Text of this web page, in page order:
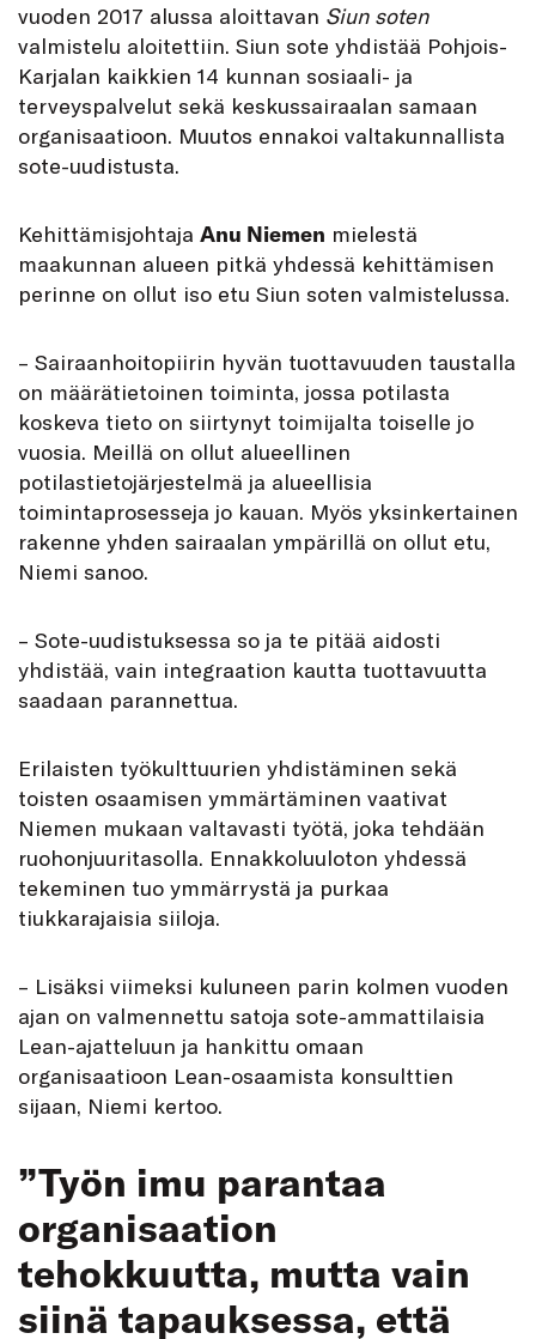
vuoden 2017 alussa aloittavan Siun soten
valmistelu aloitettiin. Siun sote yhdistää Pohjois-
Karjalan kaikkien 14 kunnan sosiaali- ja
terveyspalvelut sekä keskussairaalan samaan
organisaatioon. Muutos ennakoi valtakunnallista
sote-uudistusta.
Kehittämisjohtaja Anu Niemen mielestä
maakunnan alueen pitkä yhdessä kehittämisen
perinne on ollut iso etu Siun soten valmistelussa.
– Sairaanhoitopiirin hyvän tuottavuuden taustalla
on määrätietoinen toiminta, jossa potilasta
koskeva tieto on siirtynyt toimijalta toiselle jo
vuosia. Meillä on ollut alueellinen
potilastietojärjestelmä ja alueellisia
toimintaprosesseja jo kauan. Myös yksinkertainen
rakenne yhden sairaalan ympärillä on ollut etu,
Niemi sanoo.
– Sote-uudistuksessa so ja te pitää aidosti
yhdistää, vain integraation kautta tuottavuutta
saadaan parannettua.
Erilaisten työkulttuurien yhdistäminen sekä
toisten osaamisen ymmärtäminen vaativat
Niemen mukaan valtavasti työtä, joka tehdään
ruohonjuuritasolla. Ennakkoluuloton yhdessä
tekeminen tuo ymmärrystä ja purkaa
tiukkarajaisia siiloja.
– Lisäksi viimeksi kuluneen parin kolmen vuoden
ajan on valmennettu satoja sote-ammattilaisia
Lean-ajatteluun ja hankittu omaan
organisaatioon Lean-osaamista konsulttien
sijaan, Niemi kertoo.
”Työn imu parantaa
organisaation
tehokkuutta, mutta vain
siinä tapauksessa, että